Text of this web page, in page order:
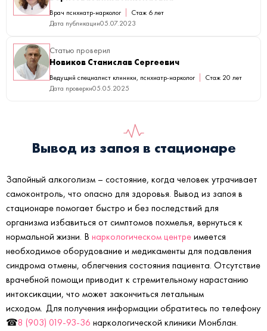
Врач психиатр-нарколог
Стаж 6 лет
Дата публикации05.07.2023
Статью проверил
Новиков Станислав Сергеевич
Ведущий специалист клиники, психиатр-нарколог
Стаж 20 лет
Дата проверки05.05.2025
Вывод из запоя в стационаре
Запойный алкоголизм – состояние, когда человек утрачивает
самоконтроль, что опасно для здоровья. Вывод из запоя в
стационаре помогает быстро и без последствий для
организма избавиться от симптомов похмелья, вернуться к
нормальной жизни. В наркологическом центре имеется
необходимое оборудование и медикаменты для подавления
синдрома отмены, облегчения состояния пациента. Отсутствие
врачебной помощи приводит к стремительному нарастанию
интоксикации, что может закончиться летальным
исходом. Для получения информации обратитесь по телефону
☎8 (903) 019-93-36 наркологической клиники Монблан.